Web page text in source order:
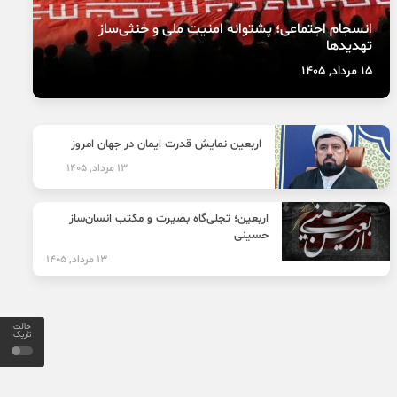
حالت
تاریک
انسجام اجتماعی؛ پشتوانه امنیت ملی و خنثی‌ساز
تهدیدها
15 مرداد, 1405
اربعین نمایش قدرت ایمان در جهان امروز
13 مرداد, 1405
اربعین؛ تجلی‌گاه بصیرت و مکتب انسان‌ساز
حسینی
13 مرداد, 1405